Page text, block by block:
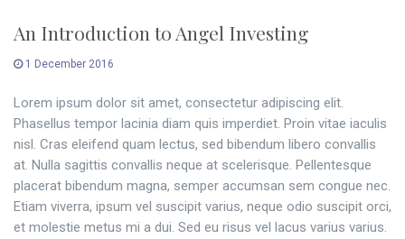
An Introduction to Angel Investing
1 December 2016
Lorem ipsum dolor sit amet, consectetur adipiscing elit.
Phasellus tempor lacinia diam quis imperdiet. Proin vitae iaculis
nisl. Cras eleifend quam lectus, sed bibendum libero convallis
at. Nulla sagittis convallis neque at scelerisque. Pellentesque
placerat bibendum magna, semper accumsan sem congue nec.
Etiam viverra, ipsum vel suscipit varius, neque odio suscipit orci,
et molestie metus mi a dui. Sed eu risus vel lacus varius varius.